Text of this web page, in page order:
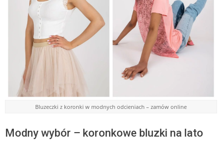
Bluzeczki z koronki w modnych odcieniach – zamów online
Modny wybór – koronkowe bluzki na lato